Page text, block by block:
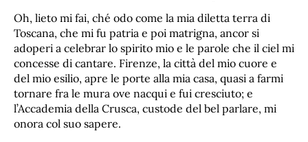
Oh, lieto mi fai, ché odo come la mia diletta terra di
Toscana, che mi fu patria e poi matrigna, ancor si
adoperi a celebrar lo spirito mio e le parole che il ciel mi
concesse di cantare. Firenze, la città del mio cuore e
del mio esilio, apre le porte alla mia casa, quasi a farmi
tornare fra le mura ove nacqui e fui cresciuto; e
l’Accademia della Crusca, custode del bel parlare, mi
onora col suo sapere.